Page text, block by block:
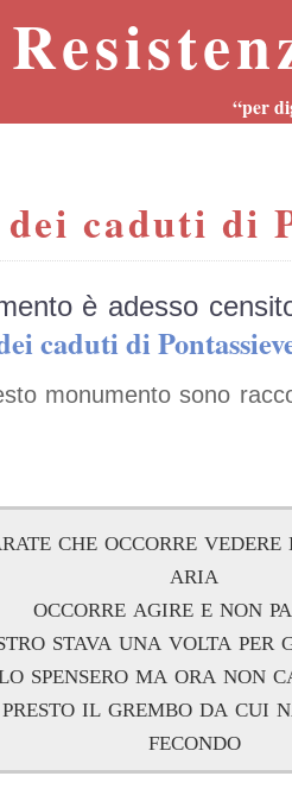
“per
caduti di
è adesso
caduti di
monumento sono
che occorre
aria
occorre agire e non
stava una volta per
spensero ma ora non
il grembo da cui
fecondo